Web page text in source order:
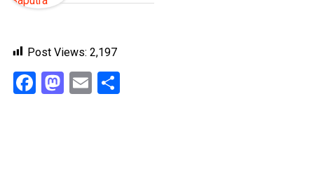
Post Views: 2,197
Facebook
Mastodon
Email